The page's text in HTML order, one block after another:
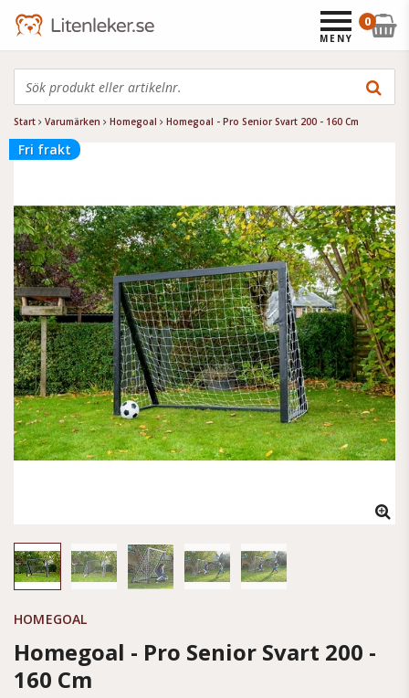
Start Varumärken Homegoal Homegoal - Pro Senior Svart 200 - 160 Cm
Fri frakt
HOMEGOAL
Homegoal - Pro Senior Svart 200 -
160 Cm
0
MENY